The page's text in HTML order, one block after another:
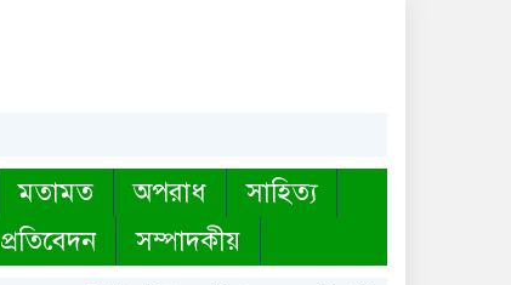
মতামত অপরাধ
সাহিত্য
সম্পাদকীয়